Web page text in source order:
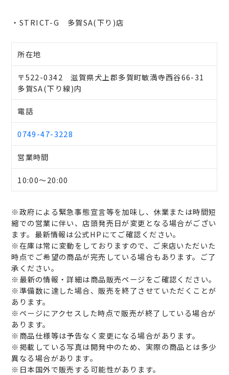
・STRICT-G 多賀SA(下り)店
所在地
〒522-0342 滋賀県犬上郡多賀町敏満寺西谷66-31
多賀SA(下り線)内
電話
0749-47-3228
営業時間
10:00～20:00
※政府による緊急事態宣言等を加味し、休業または時間短
縮での営業に伴い、店頭発売日が変更となる場合がござい
ます。最新情報は公式HPにてご確認ください。
※在庫は常に変動をしておりますので、ご来店いただいた
時点でご希望の商品が完売している場合もあります。ご了
承ください。
※最新の情報・詳細は商品販売ページをご確認ください。
※準備数に達した場合、販売を終了させていただくことが
あります。
※ページにアクセスした時点で販売が終了している場合が
あります。
※商品仕様等は予告なく変更になる場合があります。
※掲載している写真は開発中のため、実際の商品とは多少
異なる場合があります。
※日本国外で販売する可能性があります。